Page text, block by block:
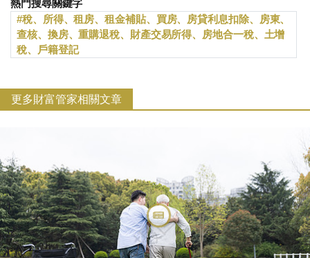
熱門搜尋關鍵字
稅、所得、租房、租金補貼、買房、房貸利息扣除、房東、
查核、換房、重購退稅、財產交易所得、房地合一稅、土增
稅、戶籍登記
更多財富管家相關文章